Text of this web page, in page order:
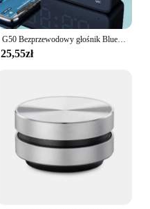
G50 Bezprzewodowy głośnik Bluetooth z mini kartą FM Lustrzany budzik Odbieranie kabiny audio Komunikat głosowy K
25,55zł